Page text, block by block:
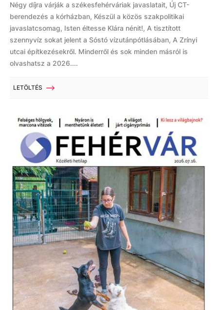
Négy díjra várják a székesfehérváriak javaslatait, Új CT-
berendezés a kórházban, Készül a közös szakpolitikai
javaslatcsomag, Isten éltesse Klára nénit!, A tisztított
szennyvíz sokat jelent a Sóstó vízutánpótlásában, A Zrínyi
utcai építkezésekről. Minderről és sok minden másról is
olvashatsz a 2026....
LETÖLTÉS